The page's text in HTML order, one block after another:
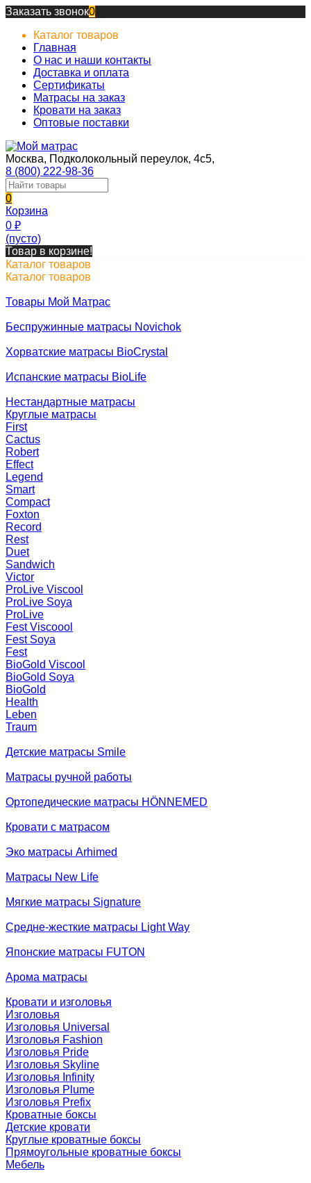
Заказать звонок0
Каталог товаров
Главная
О нас и наши контакты
Доставка и оплата
Сертификаты
Матрасы на заказ
Кровати на заказ
Оптовые поставки
Москва, Подколокольный переулок, 4с5,
8 (800) 222-98-36
0
Корзина
0 ₽
(пусто)
Товар в корзине!
Каталог товаров
Каталог товаров
Товары Мой Матрас
Беспружинные матрасы Novichok
Хорватские матрасы BioCrystal
Испанские матрасы BioLife
Нестандартные матрасы
Круглые матрасы
First
Cactus
Robert
Effect
Legend
Smart
Compact
Foxton
Record
Rest
Duet
Sandwich
Victor
ProLive Viscool
ProLive Soya
ProLive
Fest Viscoool
Fest Soya
Fest
BioGold Viscool
BioGold Soya
BioGold
Health
Leben
Traum
Детские матрасы Smile
Матрасы ручной работы
Ортопедические матрасы HÖNNEMED
Кровати с матрасом
Эко матрасы Arhimed
Матрасы New Life
Мягкие матрасы Signature
Средне-жесткие матрасы Light Way
Японские матрасы FUTON
Арома матрасы
Кровати и изголовья
Изголовья
Изголовья Universal
Изголовья Fashion
Изголовья Pride
Изголовья Skyline
Изголовья Infinity
Изголовья Plume
Изголовья Prefix
Кроватные боксы
Детские кровати
Круглые кроватные боксы
Прямоугольные кроватные боксы
Мебель